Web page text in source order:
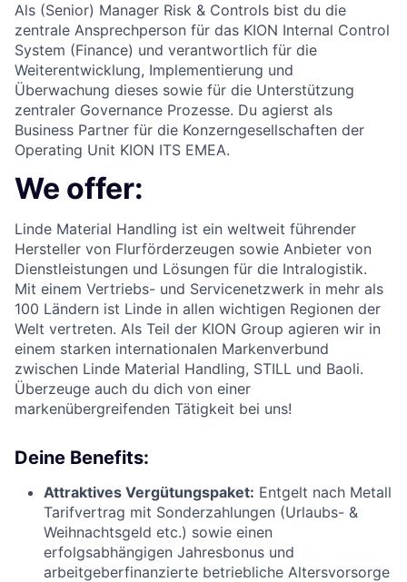
Als (Senior) Manager Risk & Controls bist du die
zentrale Ansprechperson für das KION Internal Control
System (Finance) und verantwortlich für die
Weiterentwicklung, Implementierung und
Überwachung dieses sowie für die Unterstützung
zentraler Governance Prozesse. Du agierst als
Business Partner für die Konzerngesellschaften der
Operating Unit KION ITS EMEA.
We offer:
Linde Material Handling ist ein weltweit führender
Hersteller von Flurförderzeugen sowie Anbieter von
Dienstleistungen und Lösungen für die Intralogistik.
Mit einem Vertriebs- und Servicenetzwerk in mehr als
100 Ländern ist Linde in allen wichtigen Regionen der
Welt vertreten. Als Teil der KION Group agieren wir in
einem starken internationalen Markenverbund
zwischen Linde Material Handling, STILL und Baoli.
Überzeuge auch du dich von einer
markenübergreifenden Tätigkeit bei uns!
Deine Benefits:
Attraktives Vergütungspaket: Entgelt nach Metall
Tarifvertrag mit Sonderzahlungen (Urlaubs- &
Weihnachtsgeld etc.) sowie einen
erfolgsabhängigen Jahresbonus und
arbeitgeberfinanzierte betriebliche Altersvorsorge